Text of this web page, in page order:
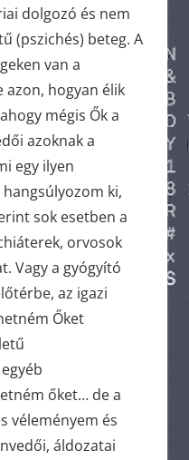
dolgozó és nem
(pszichés) beteg. A
van a
azon, hogyan élik
mégis Ők a
azoknak a
egy ilyen
ki,
sok esetben a
orvosok
Vagy a gyógyító
az igazi
Őket
őket… de a
véleményem és
áldozatai